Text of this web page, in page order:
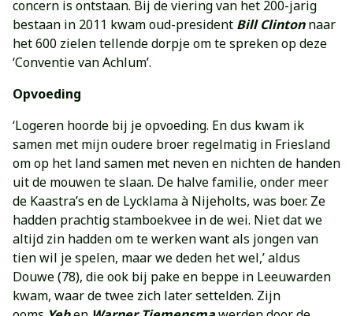
concern is ontstaan. Bij de viering van het 200-jarig
bestaan in 2011 kwam oud-president Bill Clintonnaar
het 600 zielen tellende dorpje om te spreken op deze
‘Conventie van Achlum’.
Opvoeding
‘Logeren hoorde bij je opvoeding. En dus kwam ik
samen met mijn oudere broer regelmatig in Friesland
om op het land samen met neven en nichten de handen
uit de mouwen te slaan. De halve familie, onder meer
de Kaastra’s en de Lycklama à Nijeholts, was boer. Ze
hadden prachtig stamboekvee in de wei. Niet dat we
altijd zin hadden om te werken want als jongen van
tien wil je spelen, maar we deden het wel,’ aldus
Douwe (78), die ook bij pake en beppe in Leeuwarden
kwam, waar de twee zich later settelden. Zijn